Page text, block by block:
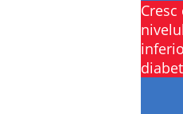
diabet